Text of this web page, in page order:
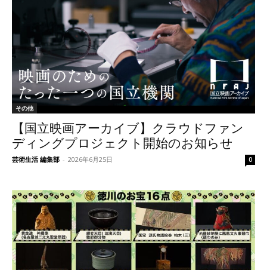
その他
【国立映画アーカイブ】クラウドファン
ディングプロジェクト開始のお知らせ
芸術生活 編集部 - 2026年6月25日 0